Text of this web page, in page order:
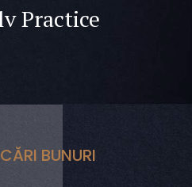
Practice
BUNURI